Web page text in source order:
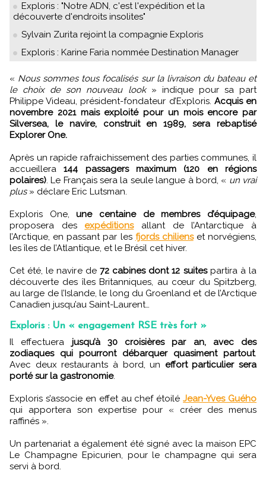
Exploris : "Notre ADN, c'est l'expédition et la
découverte d'endroits insolites"
Sylvain Zurita rejoint la compagnie Exploris
Exploris : Karine Faria nommée Destination Manager
« Nous sommes tous focalisés sur la livraison du bateau et
le choix de son nouveau look» indique pour sa part
Philippe Videau, président-fondateur d’Exploris. Acquis en
novembre 2021 mais exploité pour un mois encore par
Silversea, le navire, construit en 1989, sera rebaptisé
Explorer One.
Après un rapide rafraichissement des parties communes, il
accueillera144 passagers maximum (120 en régions
polaires). Le Français sera la seule langue à bord, « un vrai
plus» déclare Eric Lutsman.
Exploris One,une centaine de membres d’équipage,
proposera des expéditionsallant de l’Antarctique à
l’Arctique, en passant par les fjords chilienset norvégiens,
les îles de l’Atlantique, et le Brésil cet hiver.
Cet été, le navire de 72 cabines dont 12 suites partira à la
découverte des îles Britanniques, au cœur du Spitzberg,
au large de l’Islande, le long du Groenland et de l’Arctique
Canadien jusqu’au Saint-Laurent…
Exploris : Un « engagement RSE très fort »
Il effectuera jusqu’à 30 croisières par an, avec des
zodiaques qui pourront débarquer quasiment partout.
Avec deux restaurants à bord, un effort particulier sera
porté sur la gastronomie.
Exploris s’associe en effet au chef étoiléJean-Yves Guého
qui apportera son expertise pour « créer des menus
raffinés ».
Un partenariat a également été signé avec la maison EPC
Le Champagne Epicurien, pour le champagne qui sera
servi à bord.